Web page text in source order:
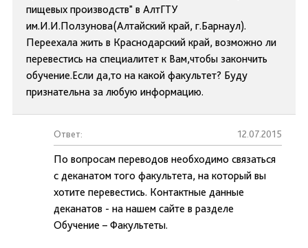
пищевых производств" в АлтГТУ
им.И.И.Ползунова(Алтайский край, г.Барнаул).
Переехала жить в Краснодарский край, возможно ли
перевестись на специалитет к Вам,чтобы закончить
обучение.Если да,то на какой факультет? Буду
признательна за любую информацию.
Ответ: 12.07.2015
По вопросам переводов необходимо связаться
с деканатом того факультета, на который вы
хотите перевестись. Контактные данные
деканатов - на нашем сайте в разделе
Обучение – Факультеты.